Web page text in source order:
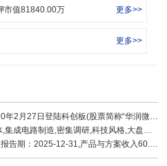
+大湾区”的两江三地布局,结合地域、市
程可控,在分立器件及集成电路领域均已
市值81840.00万 更多>>
更多>>
2月27日登陆科创板(股票简称“华润微”,股票代码“
,MSCI中国,沪股通,上证180_,融资融券,HS300_,消费电子概念,存储芯片,先进封装,机器人概念,IGBT概念,碳化硅,汽车芯片,第三代半导体,半导体概念,氮化镓,传感器,工业互联,小米概念,无线充电,国产芯片
，利润13.36亿 ，占比45.81% ，毛利率22.17%；其他(补充)收入2.33亿 ，占比2.11% ，利润0.48亿 ，占比1.64% ，毛利率20.51%；制造与服务收入47.93亿 ，占比43.36% ，利润15.32亿 ，占比52.55% ，毛利率31.97%